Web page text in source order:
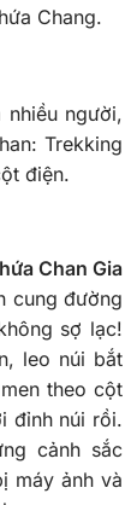
Chang.
người,
Trekking
điện.
Chan Gia
cung đường
sợ lạc!
leo núi bắt
theo cột
đỉnh núi rồi.
cảnh sắc
máy ảnh và